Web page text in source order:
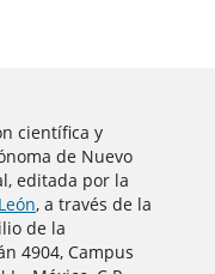
científica y
de Nuevo
editada por la
, a través de la
de la
4904, Campus